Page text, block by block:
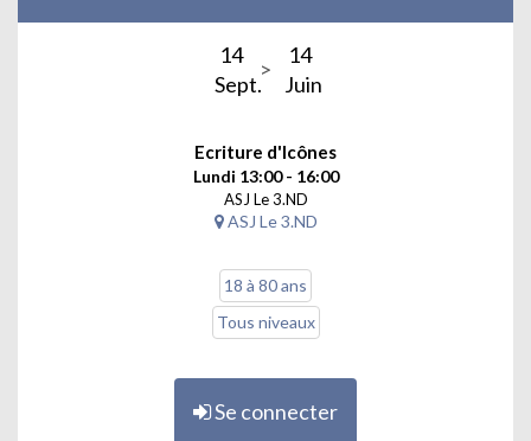
14
Sept.
14
Juin
Ecriture d'Icônes
Lundi 13:00 - 16:00
ASJ Le 3.ND
ASJ Le 3.ND
18 à 80 ans
Tous niveaux
Se connecter